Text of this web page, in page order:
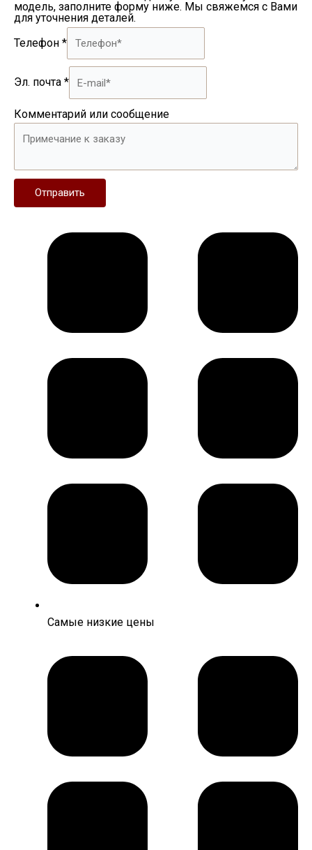
модель, заполните форму ниже. Мы свяжемся с Вами
для уточнения деталей.
Телефон *
Эл. почта *
Комментарий или сообщение
Отправить
Самые низкие цены